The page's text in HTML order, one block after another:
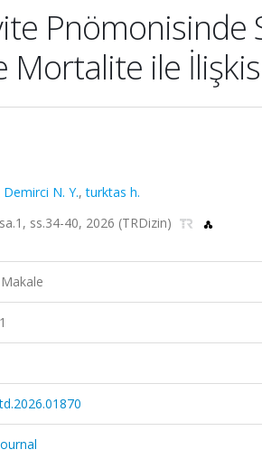
Pnömonisinde
Mortalite ile
Demirci N. Y.,turktas h.
ss.34-40, 2026 (TRDizin)
1